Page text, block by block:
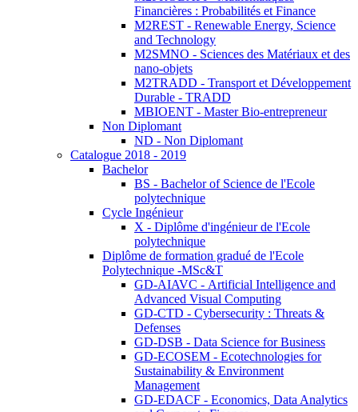
Financières : Probabilités et Finance
M2REST - Renewable Energy, Science
and Technology
M2SMNO - Sciences des Matériaux et des
nano-objets
M2TRADD - Transport et Développement
Durable - TRADD
MBIOENT - Master Bio-entrepreneur
Non Diplomant
ND - Non Diplomant
Catalogue 2018 - 2019
Bachelor
BS - Bachelor of Science de l'Ecole
polytechnique
Cycle Ingénieur
X - Diplôme d'ingénieur de l'Ecole
polytechnique
Diplôme de formation gradué de l'Ecole
Polytechnique -MSc&T
GD-AIAVC - Artificial Intelligence and
Advanced Visual Computing
GD-CTD - Cybersecurity : Threats &
Defenses
GD-DSB - Data Science for Business
GD-ECOSEM - Ecotechnologies for
Sustainability & Environment
Management
GD-EDACF - Economics, Data Analytics